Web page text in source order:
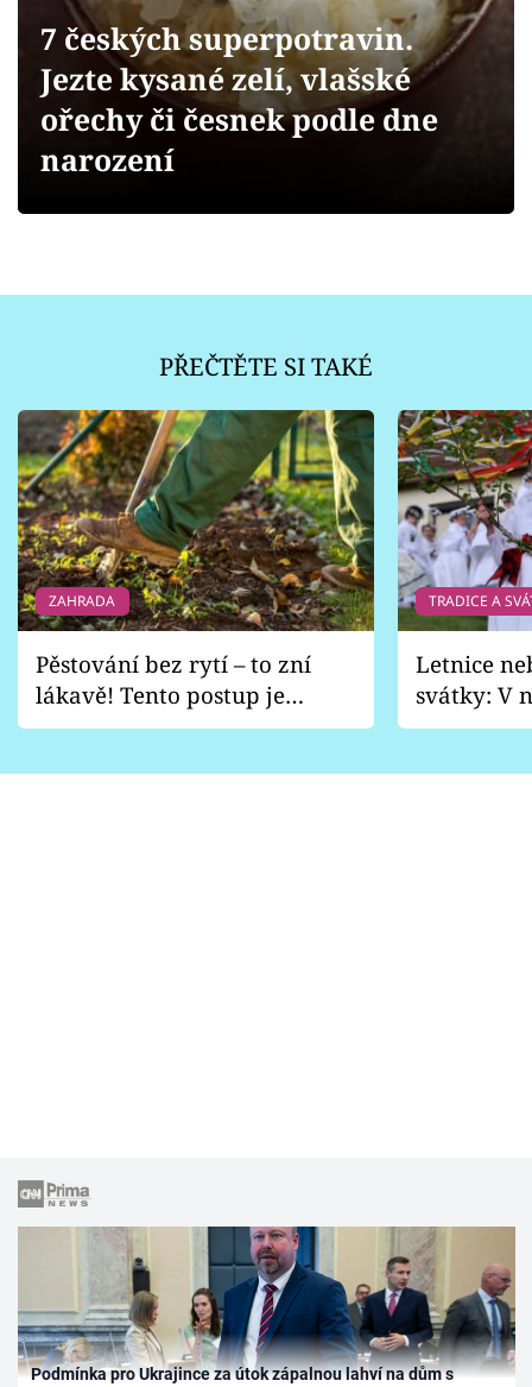
Přihlášení
Sledujte nás
7 českých superpotravin.
Jezte kysané zelí, vlašské
ořechy či česnek podle dne
narození
PŘEČTĚTE SI TAKÉ
ZAHRADA
Pěstování bez rytí – to zní
lákavě! Tento postup je
vhodný jen pro některé
TRADICE A
Letnice
svátky: V
pondělí
Podmínka pro Ukrajince za útok zápalnou lahví na dům s